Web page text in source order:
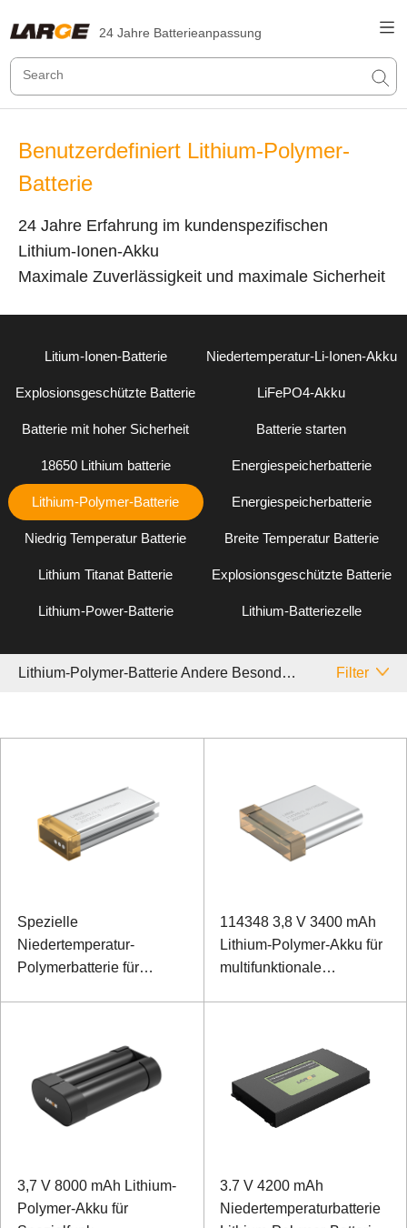
24 Jahre Batterieanpassung
Benutzerdefiniert Lithium-Polymer-
Batterie
24 Jahre Erfahrung im kundenspezifischen
Lithium-Ionen-Akku
Maximale Zuverlässigkeit und maximale Sicherheit
Litium-Ionen-Batterie Niedertemperatur-Li-Ionen-Akku
Explosionsgeschützte Batterie LiFePO4-Akku
Batterie mit hoher Sicherheit Batterie starten
18650 Lithium batterie Energiespeicherbatterie
Lithium-Polymer-Batterie Energiespeicherbatterie
Niedrig Temperatur Batterie Breite Temperatur Batterie
Lithium Titanat Batterie Explosionsgeschützte Batterie
Lithium-Power-Batterie Lithium-Batteriezelle
Lithium-Polymer-Batterie Andere Besondere Filter
Spezielle
Niedertemperatur-
Polymerbatterie für
114348 3,8 V 3400 mAh
Lithium-Polymer-Akku für
multifunktionale
3,7 V 8000 mAh Lithium-
Polymer-Akku für
3.7 V 4200 mAh
Niedertemperaturbatterie